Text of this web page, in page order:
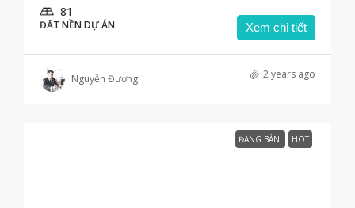
81
ĐẤT NỀN DỰ ÁN Xem chi tiết
Nguyễn Đương 2 years ago
ĐANG BÁN HOT